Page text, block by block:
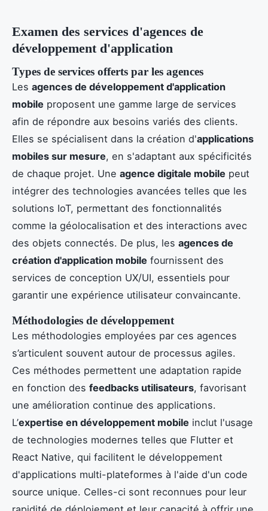
Examen des services d'agences de
développement d'application
Types de services offerts par les agences
Les agences de développement d'application
mobile proposent une gamme large de services
afin de répondre aux besoins variés des clients.
Elles se spécialisent dans la création d'applications
mobiles sur mesure, en s'adaptant aux spécificités
de chaque projet. Une agence digitale mobile peut
intégrer des technologies avancées telles que les
solutions IoT, permettant des fonctionnalités
comme la géolocalisation et des interactions avec
des objets connectés. De plus, les agences de
création d'application mobile fournissent des
services de conception UX/UI, essentiels pour
garantir une expérience utilisateur convaincante.
Méthodologies de développement
Les méthodologies employées par ces agences
s’articulent souvent autour de processus agiles.
Ces méthodes permettent une adaptation rapide
en fonction des feedbacks utilisateurs, favorisant
une amélioration continue des applications.
L’expertise en développement mobile inclut l'usage
de technologies modernes telles que Flutter et
React Native, qui facilitent le développement
d'applications multi-plateformes à l'aide d'un code
source unique. Celles-ci sont reconnues pour leur